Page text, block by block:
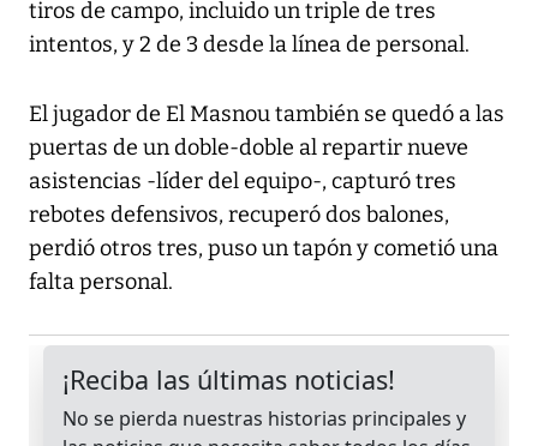
tiros de campo, incluido un triple de tres
intentos, y 2 de 3 desde la línea de personal.
El jugador de El Masnou también se quedó a las
puertas de un doble-doble al repartir nueve
asistencias -líder del equipo-, capturó tres
rebotes defensivos, recuperó dos balones,
perdió otros tres, puso un tapón y cometió una
falta personal.